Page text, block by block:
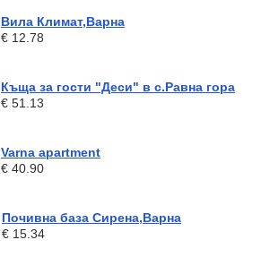
Вила Климат,Варна
€ 12.78
Къща за гости "Деси" в с.Равна гора
€ 51.13
Varna apartment
€ 40.90
Почивна база Сирена,Варна
€ 15.34